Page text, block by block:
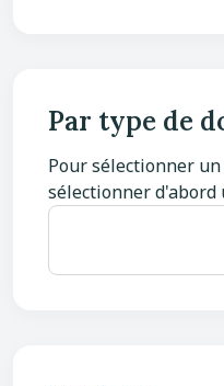
Par type de
Pour sélectionner
sélectionner d'abord